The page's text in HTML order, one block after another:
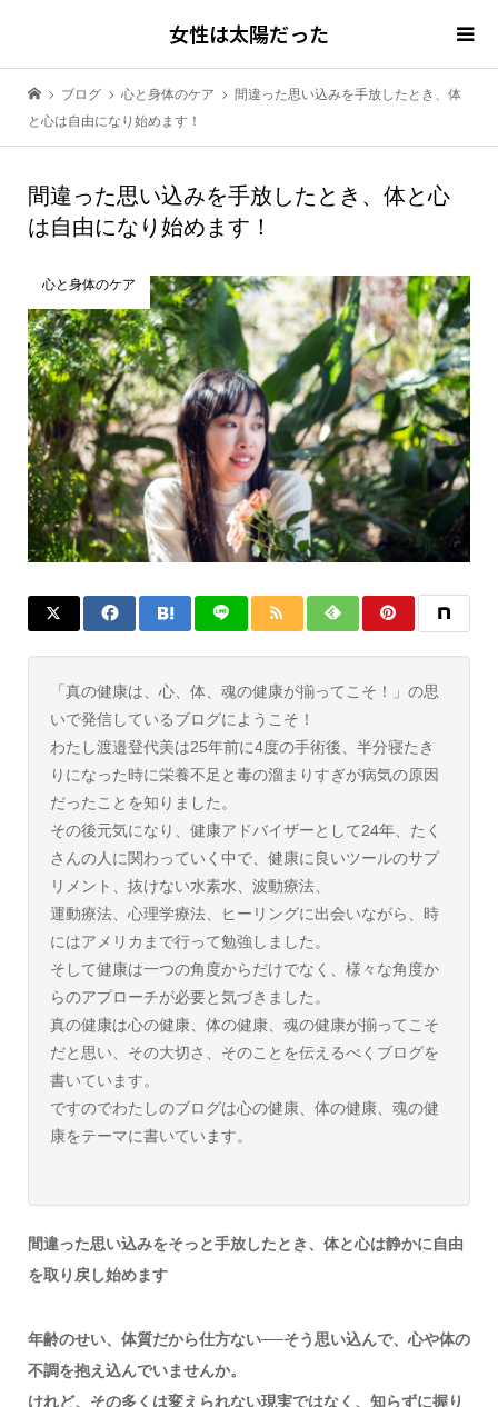
女性は太陽だった
ブログ 心と身体のケア
間違った思い込みを手放したとき、体
と心は自由になり始めます！
間違った思い込みを手放したとき、体と心
は自由になり始めます！
心と身体のケア
「真の健康は、心、体、魂の健康が揃ってこそ！」の思
いで発信しているブログにようこそ！
わたし渡邉登代美は25年前に4度の手術後、半分寝たき
りになった時に栄養不足と毒の溜まりすぎが病気の原因
だったことを知りました。
その後元気になり、健康アドバイザーとして24年、たく
さんの人に関わっていく中で、健康に良いツールのサプ
リメント、抜けない水素水、波動療法、
運動療法、心理学療法、ヒーリングに出会いながら、時
にはアメリカまで行って勉強しました。
そして健康は一つの角度からだけでなく、様々な角度か
らのアプローチが必要と気づきました。
真の健康は心の健康、体の健康、魂の健康が揃ってこそ
だと思い、その大切さ、そのことを伝えるべくブログを
書いています。
ですのでわたしのブログは心の健康、体の健康、魂の健
康をテーマに書いています。
間違った思い込みをそっと手放したとき、体と心は静かに自由
を取り戻し始めます
年齢のせい、体質だから仕方ない──そう思い込んで、心や体の
不調を抱え込んでいませんか。
けれど、その多くは変えられない現実ではなく、知らずに握り